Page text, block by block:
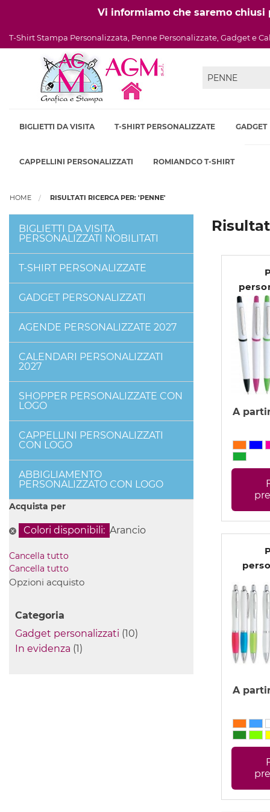
Vi informiamo che saremo chiusi
T-Shirt Stampa Personalizzata, Penne Personalizzate, Gadget e
BIGLIETTI DA VISITA T-SHIRT PERSONALIZZATE GADGET
CAPPELLINI PERSONALIZZATI ROMIANDCO T-SHIRT
HOME RISULTATI RICERCA PER: 'PENNE'
BIGLIETTI DA VISITA
PERSONALIZZATI NOBILITATI
T-SHIRT PERSONALIZZATE
GADGET PERSONALIZZATI
AGENDE PERSONALIZZATE 2027
CALENDARI PERSONALIZZATI
2027
SHOPPER PERSONALIZZATE CON
LOGO
CAPPELLINI PERSONALIZZATI
CON LOGO
ABBIGLIAMENTO
PERSONALIZZATO CON LOGO
Acquista per
Colori disponibili: Arancio
Cancella tutto
Cancella tutto
Opzioni acquisto
Categoria
Gadget personalizzati (10)
In evidenza (1)
A
A